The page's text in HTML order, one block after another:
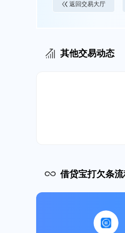
返回交易大厅
其他交易动态
借贷宝打欠条